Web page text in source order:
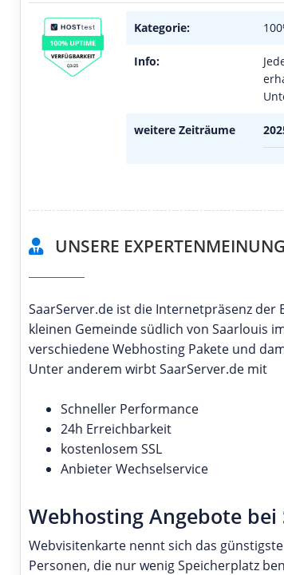
Kategorie:
Info:
weitere Zeiträume
UNSERE
SaarServer.de ist die Internetpräsenz der
kleinen Gemeinde südlich von Saarlouis
verschiedene Webhosting Pakete und
Unter anderem wirbt SaarServer.de mit
Schneller Performance
24h Erreichbarkeit
kostenlosem SSL
Anbieter Wechselservice
Webhosting Angebote bei
Webvisitenkarte nennt sich das
Personen, die nur wenig Speicherplatz